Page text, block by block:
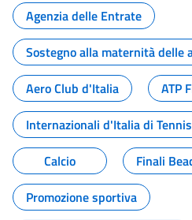
Agenzia delle Entrate
Sostegno alla maternità delle
Aero Club d'Italia
ATP
Internazionali d'Italia di
Calcio
Finali
Promozione sportiva